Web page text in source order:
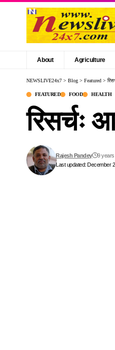
About Agriculture
NEWSLIVE24x7 > Blog > Featured >
FEATURED FOOD HEALTH
रिसर्चः
Last updated: December
Rajesh Pandey 9